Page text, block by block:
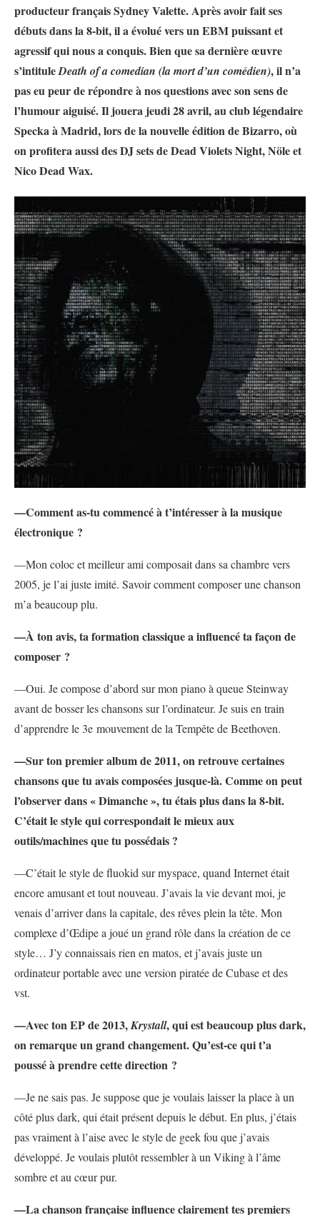
producteur français Sydney Valette. Après avoir fait ses
débuts dans la 8-bit, il a évolué vers un EBM puissant et
agressif qui nous a conquis. Bien que sa dernière œuvre
s’intituleDeath of a comedian (la mort d’un comédien), il n’a
pas eu peur de répondre à nos questions avec son sens de
l’humour aiguisé. Il jouera jeudi 28 avril, au club légendaire
Specka à Madrid, lors de la nouvelle édition de Bizarro, où
on profitera aussi des DJ sets de Dead Violets Night, Nöle et
Nico Dead Wax.
—Comment as-tu commencé à t’intéresser à la musique
électronique ?
—Mon coloc et meilleur ami composait dans sa chambre vers
2005, je l’ai juste imité. Savoir comment composer une chanson
m’a beaucoup plu.
—À ton avis, ta formation classique a influencé ta façon de
composer ?
—Oui. Je compose d’abord sur mon piano à queue Steinway
avant de bosser les chansons sur l’ordinateur. Je suis en train
d’apprendre le 3e mouvement de la Tempête de Beethoven.
—Sur ton premier album de 2011, on retrouve certaines
chansons que tu avais composées jusque-là. Comme on peut
l’observer dans « Dimanche », tu étais plus dans la 8-bit.
C’était le style qui correspondait le mieux aux
outils/machines que tu possédais ?
—C’était le style de fluokid sur myspace, quand Internet était
encore amusant et tout nouveau. J’avais la vie devant moi, je
venais d’arriver dans la capitale, des rêves plein la tête. Mon
complexe d’Œdipe a joué un grand rôle dans la création de ce
style… J’y connaissais rien en matos, et j’avais juste un
ordinateur portable avec une version piratée de Cubase et des
vst.
—Avec ton EP de 2013,Krystall, qui est beaucoup plus dark,
on remarque un grand changement. Qu’est-ce qui t’a
poussé à prendre cette direction ?
—Je ne sais pas. Je suppose que je voulais laisser la place à un
côté plus dark, qui était présent depuis le début. En plus, j’étais
pas vraiment à l’aise avec le style de geek fou que j’avais
développé. Je voulais plutôt ressembler à un Viking à l’âme
sombre et au cœur pur.
—La chanson française influence clairement tes premiers